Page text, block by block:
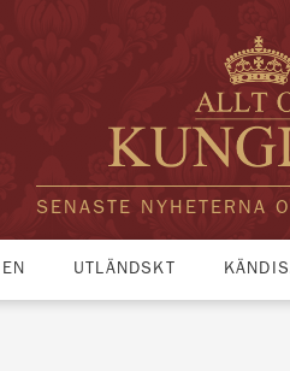
SENASTE NYHETERNA
UTLÄNDSKT